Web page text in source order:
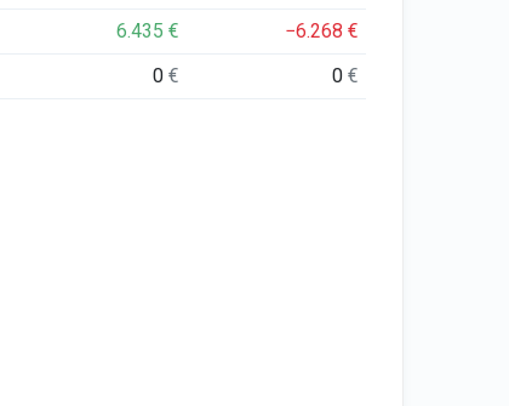
6.435€ −6.268€
0€ 0€